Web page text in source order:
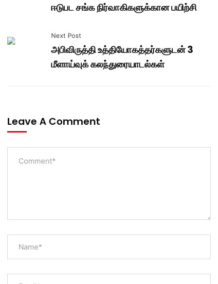
ஈடுபட சங்க நிர்வாகிகளுக்கான பயிற்சி
Next Post
அபிவிருத்தி உத்தியோகத்தர்களுடன் 3
மீளாய்வுக் கலந்துரையாடல்கள்
Leave A Comment